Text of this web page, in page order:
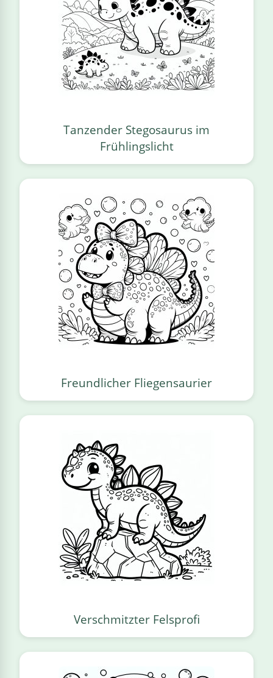
Tanzender Stegosaurus im
Frühlingslicht
Freundlicher Fliegensaurier
Verschmitzter Felsprofi